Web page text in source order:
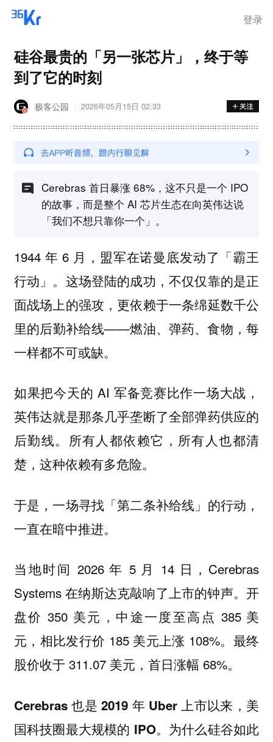
登录
硅谷最贵的「另一张芯片」，终于等
到了它的时刻
极客公园 2026年05月15日 02:33
Cerebras 首日暴涨 68%，这不只是一个 IPO
的故事，而是整个 AI 芯片生态在向英伟达说
「我们不想只靠你一个」。
1944 年 6 月，盟军在诺曼底发动了「霸王
行动」。这场登陆的成功，不仅仅靠的是正
面战场上的强攻，更依赖于一条绵延数千公
里的后勤补给线——燃油、弹药、食物，每
一样都不可或缺。
如果把今天的 AI 军备竞赛比作一场大战，
英伟达就是那条几乎垄断了全部弹药供应的
后勤线。所有人都依赖它，所有人也都清
楚，这种依赖有多危险。
于是，一场寻找「第二条补给线」的行动，
一直在暗中推进。
当地时间 2026 年 5 月 14 日，Cerebras
Systems 在纳斯达克敲响了上市的钟声。开
盘价 350 美元，中途一度至高点 385 美
元，相比发行价 185 美元上涨 108%。最终
股价收于 311.07 美元，首日涨幅 68%。
Cerebras 也是 2019 年 Uber 上市以来，美
国科技圈最大规模的 IPO。为什么硅谷如此